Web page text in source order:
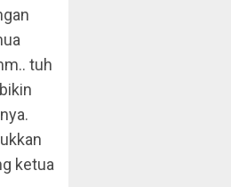
tuh
ketua